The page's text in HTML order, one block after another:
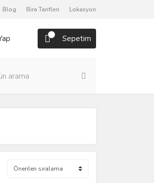
Blog Bira Tarifleri Lokasyon
Sepetim